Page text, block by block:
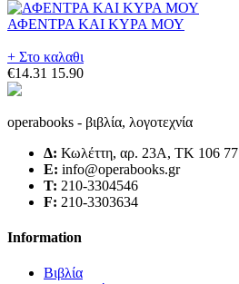
ΑΦΕΝΤΡΑ ΚΑΙ ΚΥΡΑ ΜΟΥ
+ Στο καλαθι
€14.31 15.90
operabooks - βιβλία, λογοτεχνία
Δ: Κωλέττη, αρ. 23Α, ΤΚ 106 77
E: info@operabooks.gr
Τ: 210-3304546
F: 210-3303634
Information
Βιβλία